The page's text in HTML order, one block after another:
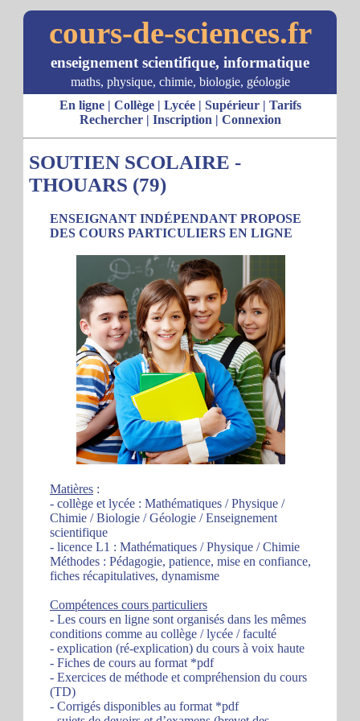
cours-de-sciences.fr
enseignement scientifique, informatique
maths, physique, chimie, biologie, géologie
En ligne| Collège| Lycée| Supérieur| Tarifs
Rechercher| Inscription | Connexion
SOUTIEN SCOLAIRE -
THOUARS (79)
ENSEIGNANT INDÉPENDANT PROPOSE
DES COURS PARTICULIERS EN LIGNE
Matières :
- collège et lycée : Mathématiques / Physique /
Chimie / Biologie / Géologie / Enseignement
scientifique
- licence L1 : Mathématiques / Physique / Chimie
Méthodes : Pédagogie, patience, mise en confiance,
fiches récapitulatives, dynamisme
Compétences cours particuliers
- Les cours en ligne sont organisés dans les mêmes
conditions comme au collège / lycée / faculté
- explication (ré-explication) du cours à voix haute
- Fiches de cours au format *pdf
- Exercices de méthode et compréhension du cours
(TD)
- Corrigés disponibles au format *pdf